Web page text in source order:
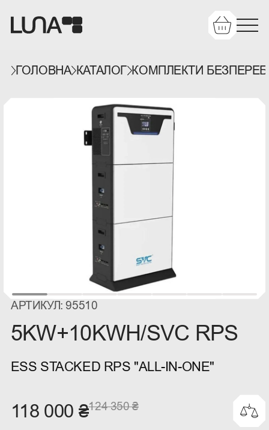
ГОЛОВНА КАТАЛОГ КОМПЛЕКТИ
АРТИКУЛ: 95510
5KW+10KWH/SVC RPS
ESS STACKED RPS "ALL-IN-ONE"
118 000 ₴124 350 ₴